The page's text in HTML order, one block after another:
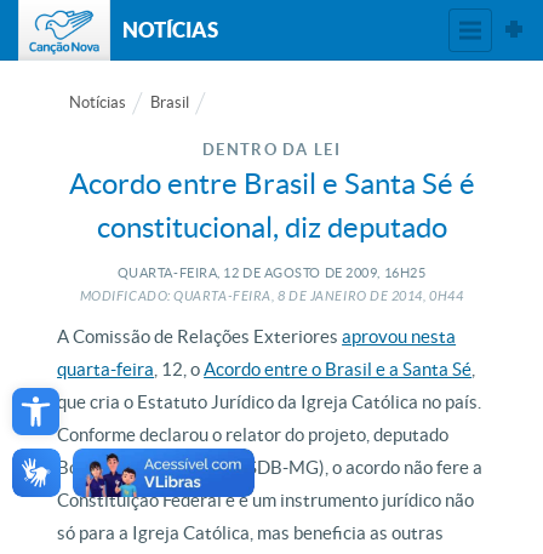
Open toolbar
NOTÍCIAS
Notícias Brasil
DENTRO DA LEI
Acordo entre Brasil e Santa Sé é
constitucional, diz deputado
QUARTA-FEIRA, 12 DE AGOSTO DE 2009, 16H25
MODIFICADO: QUARTA-FEIRA, 8 DE JANEIRO DE 2014, 0H44
A Comissão de Relações Exterioresaprovou nesta
quarta-feira , 12, oAcordo entre o Brasil e a Santa Sé
que cria o Estatuto Jurídico da Igreja Católica no país.
Conforme declarou o relator do projeto, deputado
Bonifácio de Andrada (PSDB-MG), o acordo não fere a
Constituição Federal e é um instrumento jurídico não
só para a Igreja Católica, mas beneficia as outras